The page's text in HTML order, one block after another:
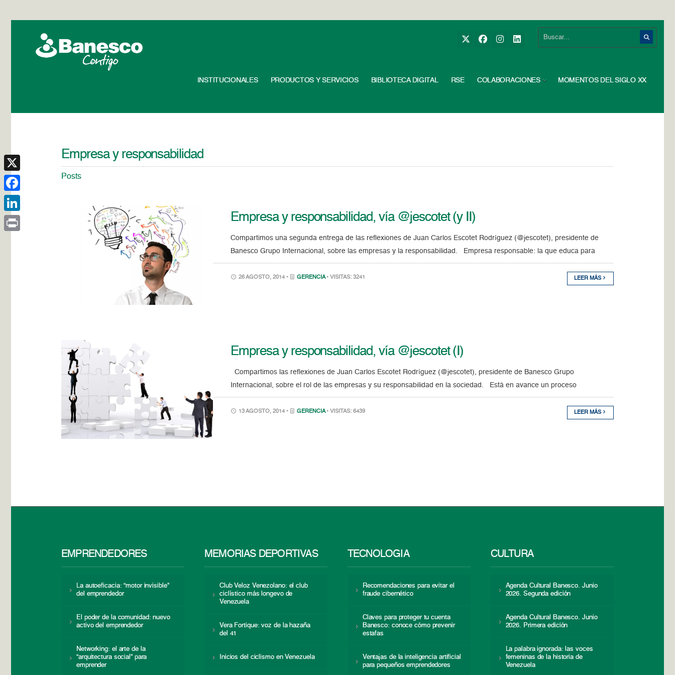
INSTITUCIONALES PRODUCTOS Y SERVICIOS BIBLIOTECA DIGITAL RSE COLABORACIONES MOMENTOS DEL SIGLO XX
Empresa y responsabilidad
Posts
Empresa y responsabilidad, vía @jescotet (y II)
Compartimos una segunda entrega de las reflexiones de Juan Carlos Escotet Rodríguez (@jescotet), presidente de
Banesco Grupo Internacional, sobre las empresas y la responsabilidad. Empresa responsable: la que educa para
26 AGOSTO, 2014 • GERENCIA • VISITAS: 3241 LEER MÁS
Empresa y responsabilidad, vía @jescotet (I)
Compartimos las reflexiones de Juan Carlos Escotet Rodríguez (@jescotet), presidente de Banesco Grupo
Internacional, sobre el rol de las empresas y su responsabilidad en la sociedad. Está en avance un proceso
13 AGOSTO, 2014 • GERENCIA • VISITAS: 6439 LEER MÁS
EMPRENDEDORES
La autoeficacia: “motor invisible”
del emprendedor
El poder de la comunidad: nuevo
activo del emprendedor
Networking: el arte de la
“arquitectura social” para
emprender
MEMORIAS DEPORTIVAS
Club Veloz Venezolano: el club
ciclístico más longevo de
Venezuela
Vera Fortique: voz de la hazaña
del 41
Inicios del ciclismo en Venezuela
TECNOLOGÍA
Recomendaciones para evitar el
fraude cibernético
Claves para proteger tu cuenta
Banesco: conoce cómo prevenir
estafas
Ventajas de la inteligencia artificial
para pequeños emprendedores
CULTURA
Agenda Cultural Banesco. Junio
2026. Segunda edición
Agenda Cultural Banesco. Junio
2026. Primera edición
La palabra ignorada: las voces
femeninas de la historia de
Venezuela
X
Facebook
LinkedIn